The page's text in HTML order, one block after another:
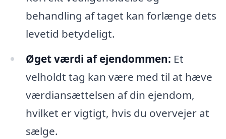
behandling af taget kan forlænge dets
levetid betydeligt.
Øget værdi af ejendommen: Et
velholdt tag kan være med til at hæve
værdiansættelsen af din ejendom,
hvilket er vigtigt, hvis du overvejer at
sælge.